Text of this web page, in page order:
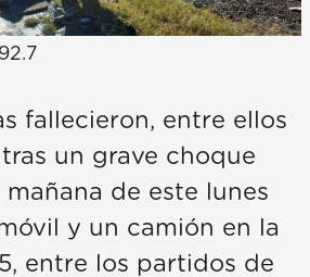
fallecieron, entre ellos
un grave choque
de este lunes
y un camión en la
entre los partidos de